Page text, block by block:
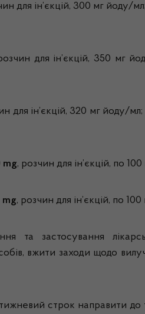
для ін’єкцій, 300 мг йоду/
для ін’єкцій, 350 мг
для ін’єкцій, 320 мг йоду/
mg, розчин для ін’єкцій, по
mg, розчин для ін’єкцій, по
та застосування
вжити заходи щодо
строк направити